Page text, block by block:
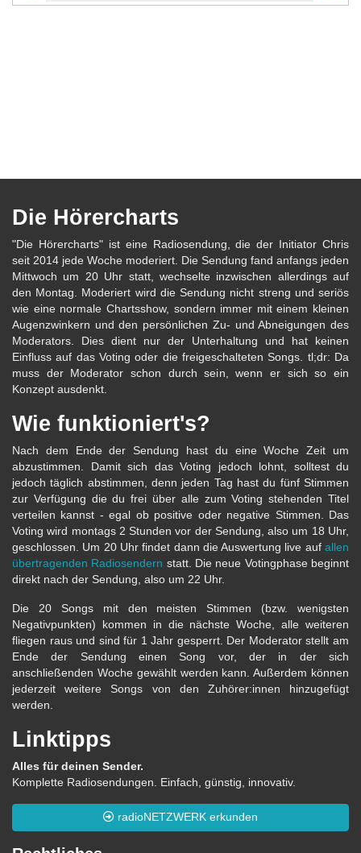
Die Hörercharts
"Die Hörercharts" ist eine Radiosendung, die der Initiator Chris
seit 2014 jede Woche moderiert. Die Sendung fand anfangs jeden
Mittwoch um 20 Uhr statt, wechselte inzwischen allerdings auf
den Montag. Moderiert wird die Sendung nicht streng und seriös
wie eine normale Chartsshow, sondern immer mit einem kleinen
Augenzwinkern und den persönlichen Zu- und Abneigungen des
Moderators. Dies dient nur der Unterhaltung und hat keinen
Einfluss auf das Voting oder die freigeschalteten Songs. tl;dr: Da
muss der Moderator schon durch sein, wenn er sich so ein
Konzept ausdenkt.
Wie funktioniert's?
Nach dem Ende der Sendung hast du eine Woche Zeit um
abzustimmen. Damit sich das Voting jedoch lohnt, solltest du
jedoch täglich abstimmen, denn jeden Tag hast du fünf Stimmen
zur Verfügung die du frei über alle zum Voting stehenden Titel
verteilen kannst - egal ob positive oder negative Stimmen. Das
Voting wird montags 2 Stunden vor der Sendung, also um 18 Uhr,
geschlossen. Um 20 Uhr findet dann die Auswertung live auf allen
übertragenden Radiosendern statt. Die neue Votingphase beginnt
direkt nach der Sendung, also um 22 Uhr.
Die 20 Songs mit den meisten Stimmen (bzw. wenigsten
Negativpunkten) kommen in die nächste Woche, alle weiteren
fliegen raus und sind für 1 Jahr gesperrt. Der Moderator stellt am
Ende der Sendung einen Song vor, der in der sich
anschließenden Woche gewählt werden kann. Außerdem können
jederzeit weitere Songs von den Zuhörer:innen hinzugefügt
werden.
Linktipps
Alles für deinen Sender.
Komplette Radiosendungen. Einfach, günstig, innovativ.
radioNETZWERK erkunden